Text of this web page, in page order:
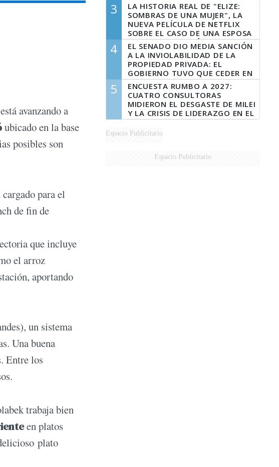
avanzando a
ubicado en la base
posibles son
para el
de fin de
que incluye
el arroz
aportando
un sistema
Una buena
Entre los
trabaja bien
en platos
plato
3
LA HISTORIA REAL DE "ELIZE:
SOMBRAS DE UNA MUJER", LA
NUEVA PELÍCULA DE NETFLIX
SOBRE EL CASO DE UNA ESPOSA
QUE DESCUARTIZÓ A SU
MARIDO
4
EL SENADO DIO MEDIA SANCIÓN
A LA INVIOLABILIDAD DE LA
PROPIEDAD PRIVADA: EL
GOBIERNO TUVO QUE CEDER EN
LA LEY DEL MANEJO DEL FUEGO
5
ENCUESTA RUMBO A 2027:
CUATRO CONSULTORAS
MIDIERON EL DESGASTE DE MILEI
Y LA CRISIS DE LIDERAZGO EN EL
PERONISMO
Espacio Publicitario
Espacio Publicitario